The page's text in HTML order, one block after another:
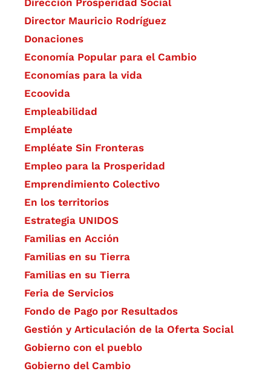
Dirección Prosperidad Social
Director Mauricio Rodríguez
Donaciones
Economía Popular para el Cambio
Economías para la vida
Ecoovida
Empleabilidad
Empléate
Empléate Sin Fronteras
Empleo para la Prosperidad
Emprendimiento Colectivo
En los territorios
Estrategia UNIDOS
Familias en Acción
Familias en su Tierra
Familias en su Tierra
Feria de Servicios
Fondo de Pago por Resultados
Gestión y Articulación de la Oferta Social
Gobierno con el pueblo
Gobierno del Cambio